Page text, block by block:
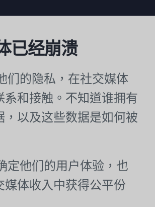
已经崩溃
们的隐私，在社交媒体
系和接触。不知道谁拥有
，以及这些数据是如何被
定他们的用户体验，也
媒体收入中获得公平份